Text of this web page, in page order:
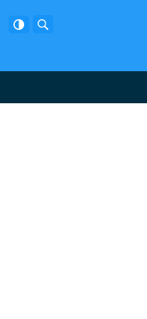
Facebook